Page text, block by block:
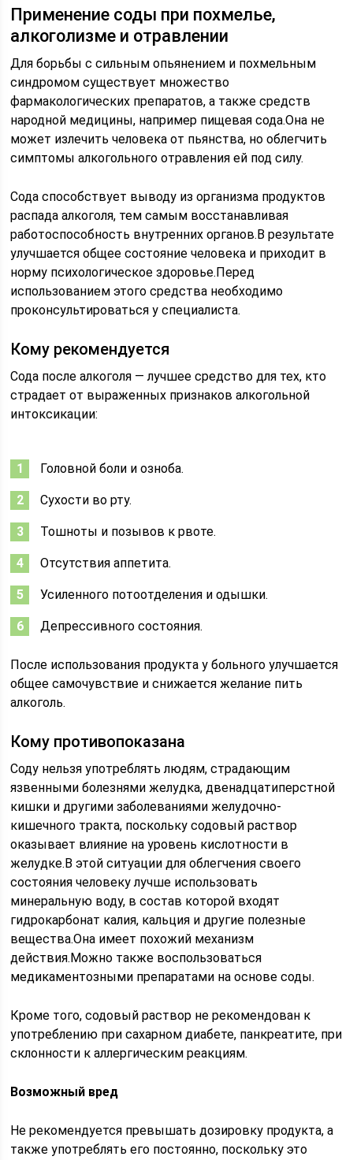
Применение соды при похмелье,
алкоголизме и отравлении
Для борьбы с сильным опьянением и похмельным
синдромом существует множество
фармакологических препаратов, а также средств
народной медицины, например пищевая сода.Она не
может излечить человека от пьянства, но облегчить
симптомы алкогольного отравления ей под силу.
Сода способствует выводу из организма продуктов
распада алкоголя, тем самым восстанавливая
работоспособность внутренних органов.В результате
улучшается общее состояние человека и приходит в
норму психологическое здоровье.Перед
использованием этого средства необходимо
проконсультироваться у специалиста.
Кому рекомендуется
Сода после алкоголя — лучшее средство для тех, кто
страдает от выраженных признаков алкогольной
интоксикации:
Головной боли и озноба.
Сухости во рту.
Тошноты и позывов к рвоте.
Отсутствия аппетита.
Усиленного потоотделения и одышки.
Депрессивного состояния.
После использования продукта у больного улучшается
общее самочувствие и снижается желание пить
алкоголь.
Кому противопоказана
Соду нельзя употреблять людям, страдающим
язвенными болезнями желудка, двенадцатиперстной
кишки и другими заболеваниями желудочно-
кишечного тракта, поскольку содовый раствор
оказывает влияние на уровень кислотности в
желудке.В этой ситуации для облегчения своего
состояния человеку лучше использовать
минеральную воду, в состав которой входят
гидрокарбонат калия, кальция и другие полезные
вещества.Она имеет похожий механизм
действия.Можно также воспользоваться
медикаментозными препаратами на основе соды.
Кроме того, содовый раствор не рекомендован к
употреблению при сахарном диабете, панкреатите, при
склонности к аллергическим реакциям.
Возможный вред
Не рекомендуется превышать дозировку продукта, а
также употреблять его постоянно, поскольку это